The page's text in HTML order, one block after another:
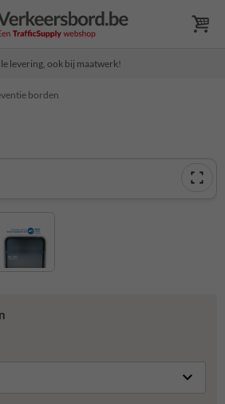
levering, ook bij maatwerk!
borden